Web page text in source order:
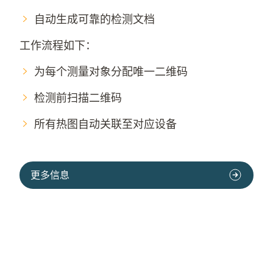
自动生成可靠的检测文档
工作流程如下：
为每个测量对象分配唯一二维码
检测前扫描二维码
所有热图自动关联至对应设备
更多信息